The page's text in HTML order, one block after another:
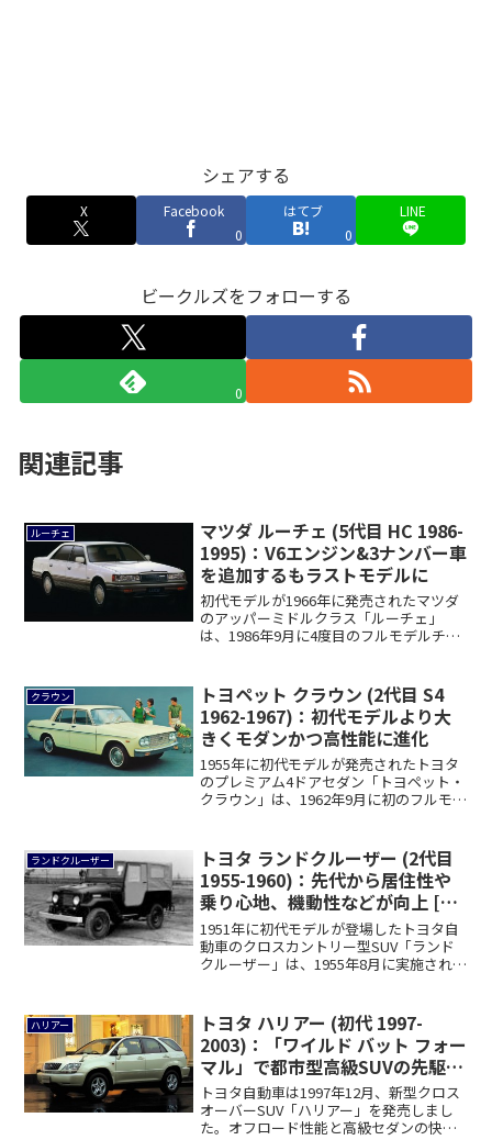
シェアする
X
Facebook
0
はてブ
0
LINE
ビークルズをフォローする
0
関連記事
ルーチェ
マツダ ルーチェ (5代目 HC 1986-
1995)：V6エンジン&3ナンバー車
を追加するもラストモデルに
初代モデルが1966年に発売されたマツダ
のアッパーミドルクラス「ルーチェ」
は、1986年9月に4度目のフルモデルチェ
クラウン
トヨペット クラウン (2代目 S4
1962-1967)：初代モデルより大
きくモダンかつ高性能に進化
1955年に初代モデルが発売されたトヨタ
のプレミアム4ドアセダン「トヨペット・
クラウン」は、1962年9月に初のフルモ
ランドクルーザー
トヨタ ランドクルーザー (2代目
1955-1960)：先代から居住性や
乗り心地、機動性などが向上 [20
系]
1951年に初代モデルが登場したトヨタ自
動車のクロスカントリー型SUV「ランド
クルーザー」は、1955年8月に実施され
ハリアー
トヨタ ハリアー (初代 1997-
2003)：「ワイルド バット フォー
マル」で都市型高級SUVの先駆け
に [SXU1/ACU1/MCU1]
トヨタ自動車は1997年12月、新型クロス
オーバーSUV「ハリアー」を発売しまし
た。オフロード性能と高級セダンの快適